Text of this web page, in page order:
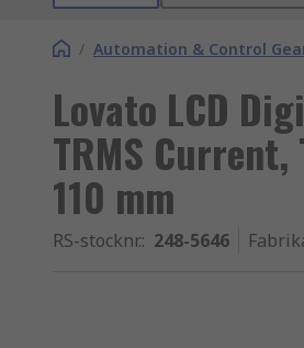
/ Automation & Control
Lovato LCD
TRMS Current,
110 mm
RS-stocknr.: 248-5646